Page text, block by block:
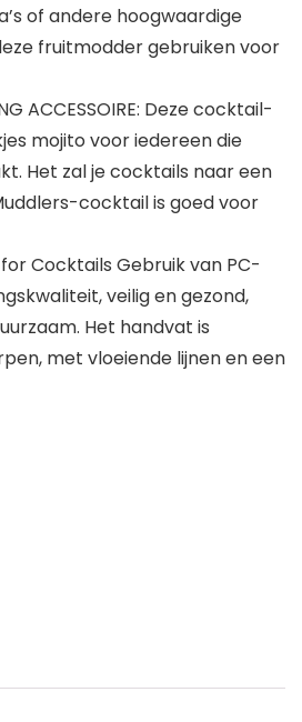
of andere hoogwaardige
fruitmodder gebruiken voor
ACCESSOIRE: Deze cocktail-
mojito voor iedereen die
Het zal je cocktails naar een
cocktail is goed voor
for Cocktails Gebruik van PC-
veilig en gezond,
Het handvat is
met vloeiende lijnen en een